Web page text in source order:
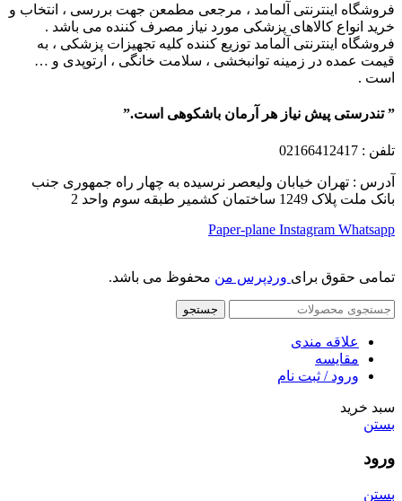
فروشگاه اینترنتی آلمامد ، مرجعی مطمعن جهت بررسی ، انتخاب و
خرید انواع کالاهای پزشکی مورد نیاز مصرف کننده می باشد .
فروشگاه اینترنتی آلمامد توزیع کننده کلیه تجهیزات پزشکی ، به
قیمت عمده در زمینه توانبخشی ، سلامت خانگی ، ارتوپدی و …
است .
” تندرستی پیش نیاز هر آرمان باشکوهی است.”
تلفن : 02166412417
آدرس : تهران خیابان ولیعصر نرسیده به چهار راه جمهوری جنب
بانک ملت پلاک 1249 ساختمان کشمیر طبقه سوم واحد 2
Paper-plane Instagram Whatsapp
تمامی حقوق برای وردپرس من محفوظ می باشد.
جستجو
علاقه مندی
مقایسه
ورود / ثبت نام
سبد خرید
بستن
ورود
بستن